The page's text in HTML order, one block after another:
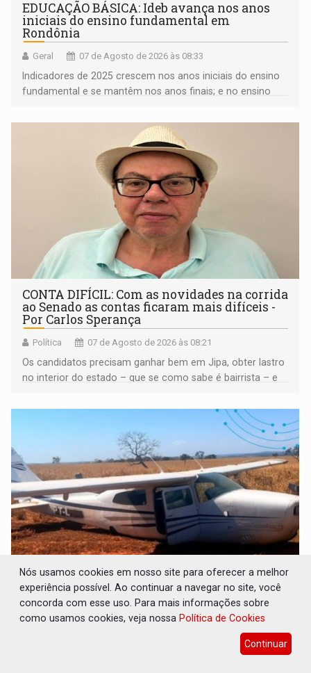
EDUCAÇÃO BÁSICA: Ideb avança nos anos
iniciais do ensino fundamental em
Rondônia
Geral 07 de Agosto de 2026 às 08:33
Indicadores de 2025 crescem nos anos iniciais do ensino
fundamental e se mantêm nos anos finais; e no ensino
CONTA DIFÍCIL: Com as novidades na corrida
ao Senado as contas ficaram mais difíceis -
Por Carlos Sperança
Política 07 de Agosto de 2026 às 08:21
Os candidatos precisam ganhar bem em Jipa, obter lastro
no interior do estado – que se como sabe é bairrista – e
garantir
CH4C1NA: Disputa entre PCC e CV deixa dez
mortos em cinco dias na Bolívia
Polícia 07 de Agosto de 2026 às 08:19
As autoridades ainda apuram a autoria e a motivação
Nós usamos cookies em nosso site para oferecer a melhor
experiência possível. Ao continuar a navegar no site, você
concorda com esse uso. Para mais informações sobre
como usamos cookies, veja nossa Política de Cookies
Continuar